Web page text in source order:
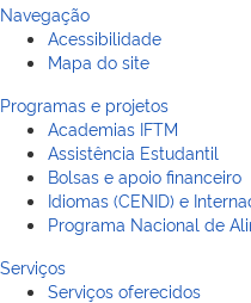
Navegação
Acessibilidade
Mapa do site
Programas e projetos
Academias IFTM
Assistência Estudantil
Bolsas e apoio financeiro
Idiomas (CENID) e
Programa Nacional de
Serviços
Serviços oferecidos